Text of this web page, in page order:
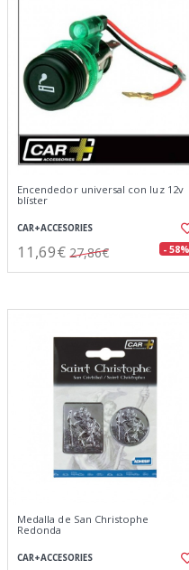
Encendedor universal con luz 12v
blíster
CAR+ACCESORIES
11,69€ 27,86€ - 58%
Medalla de San Christophe
Redonda
CAR+ACCESORIES